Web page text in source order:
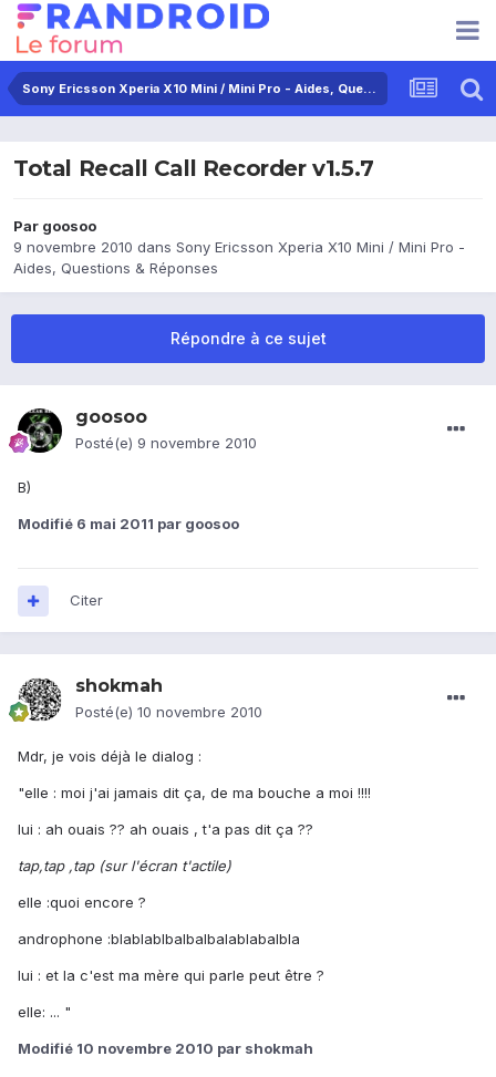
Sony Ericsson Xperia X10 Mini / Mini Pro - Aides, Questions & Réponses
Total Recall Call Recorder v1.5.7
Par goosoo
9 novembre 2010 dans Sony Ericsson Xperia X10 Mini / Mini Pro -
Aides, Questions & Réponses
Répondre à ce sujet
goosoo
Posté(e) 9 novembre 2010
B)
Modifié 6 mai 2011 par goosoo
Citer
shokmah
Posté(e) 10 novembre 2010
Mdr, je vois déjà le dialog :
"elle : moi j'ai jamais dit ça, de ma bouche a moi !!!!
lui : ah ouais ?? ah ouais , t'a pas dit ça ??
tap,tap ,tap (sur l'écran t'actile)
elle :quoi encore ?
androphone :blablablbalbalbalablabalbla
lui : et la c'est ma mère qui parle peut être ?
elle: ... "
Modifié 10 novembre 2010 par shokmah